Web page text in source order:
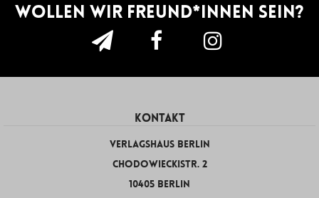
Wollen wir Freund*innen sein?
KONTAKT
Verlagshaus Berlin
Chodowieckistr. 2
10405 Berlin